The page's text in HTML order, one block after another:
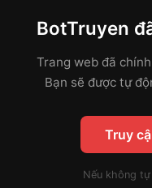
BotTruyen
Trang web đã
Bạn sẽ được tự
Truy
Nếu không